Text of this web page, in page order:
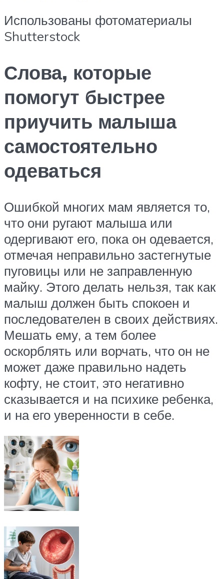
Использованы фотоматериалы
Shutterstock
Слова, которые
помогут быстрее
приучить малыша
самостоятельно
одеваться
Ошибкой многих мам является то,
что они ругают малыша или
одергивают его, пока он одевается,
отмечая неправильно застегнутые
пуговицы или не заправленную
майку. Этого делать нельзя, так как
малыш должен быть спокоен и
последователен в своих действиях.
Мешать ему, а тем более
оскорблять или ворчать, что он не
может даже правильно надеть
кофту, не стоит, это негативно
сказывается и на психике ребенка,
и на его уверенности в себе.